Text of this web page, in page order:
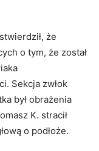
że
o tym, że został
Sekcja zwłok
był obrażenia
K. stracił
o podłoże.